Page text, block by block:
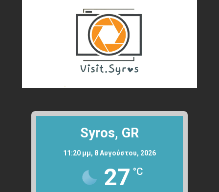
Syros, GR
11:20 μμ, 8 Αυγούστου, 2026
27 °C